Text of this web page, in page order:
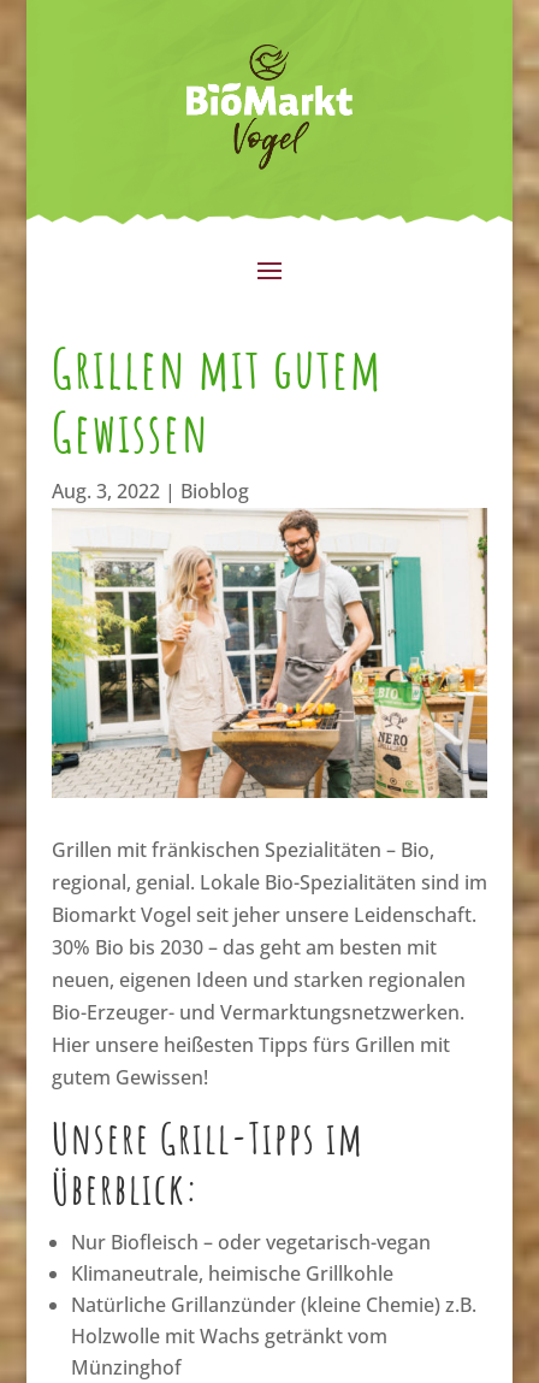
Grillen mit gutem
Gewissen
Aug. 3, 2022| Bioblog
Grillen mit fränkischen Spezialitäten – Bio,
regional, genial. Lokale Bio-Spezialitäten sind im
Biomarkt Vogel seit jeher unsere Leidenschaft.
30% Bio bis 2030 – das geht am besten mit
neuen, eigenen Ideen und starken regionalen
Bio-Erzeuger- und Vermarktungsnetzwerken.
Hier unsere heißesten Tipps fürs Grillen mit
gutem Gewissen!
Unsere Grill-Tipps im
Überblick:
Nur Biofleisch – oder vegetarisch-vegan
Klimaneutrale, heimische Grillkohle
Natürliche Grillanzünder (kleine Chemie) z.B.
Holzwolle mit Wachs getränkt vom
Münzinghof